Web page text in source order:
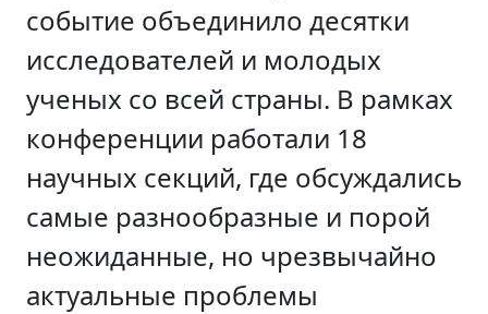
событие объединило десятки
исследователей и молодых
ученых со всей страны. В рамках
конференции работали 18
научных секций, где обсуждались
самые разнообразные и порой
неожиданные, но чрезвычайно
актуальные проблемы